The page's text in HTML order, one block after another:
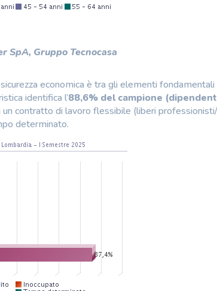
SpA, Gruppo Tecnocasa
economica è tra gli elementi
identifica l’88,6% del campione
un contratto di lavoro flessibile (liberi
determinato.